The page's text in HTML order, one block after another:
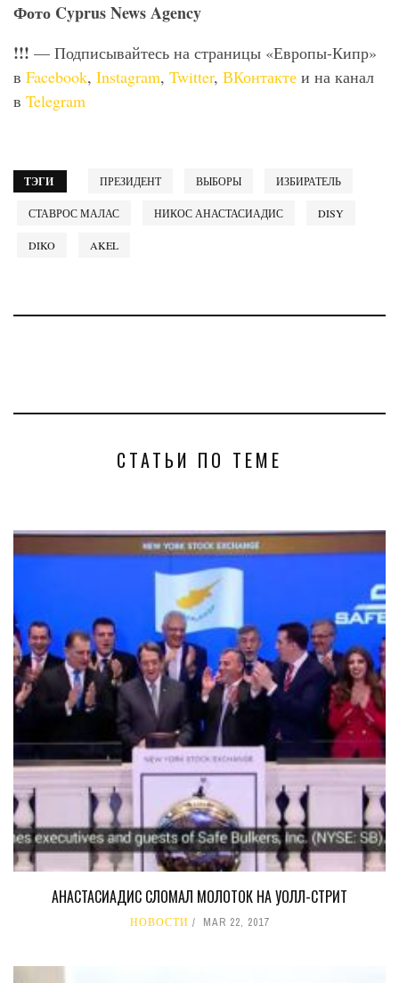
Фото Cyprus News Agency
!!! — Подписывайтесь на страницы «Европы-Кипр»
в Facebook, Instagram, Twitter, ВКонтакте и на канал
в Telegram
ТЭГИ ПРЕЗИДЕНТ ВЫБОРЫ ИЗБИРАТЕЛЬ
СТАВРОС МАЛАС НИКОС АНАСТАСИАДИС DISY
DIKO AKEL
СТАТЬИ ПО ТЕМЕ
АНАСТАСИАДИС СЛОМАЛ МОЛОТОК НА УОЛЛ-СТРИТ
НОВОСТИ MAR 22, 2017